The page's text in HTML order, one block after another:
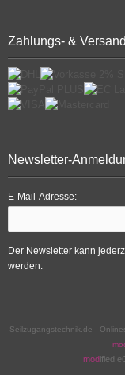
Zahlungs- &
Newsletter-
E-Mail-Adresse:
Der Newsletter kann
werden.
Seilzugangstechnik.de -
modified